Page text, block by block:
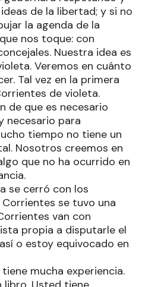
de la libertad; y si no
la agenda de la
nos toque: con
Nuestra idea es
Veremos en cuánto
Tal vez en la primera
de violeta.
de que es necesario
necesario para
tiempo no tiene un
Nosotros creemos en
que no ha ocurrido en
se cerró con los
se tuvo una
van con
propia a disputarle el
o estoy equivocado en
mucha experiencia.